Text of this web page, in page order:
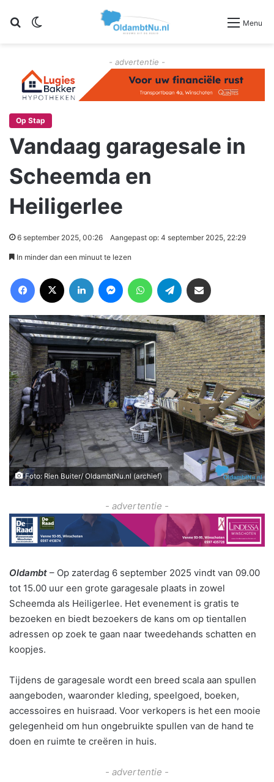
Zoeken Menu
- advertentie -
Op Stap
Vandaag garagesale in
Scheemda en
Heiligerlee
6 september 2025, 00:26 Aangepast op: 4 september 2025, 22:29
In minder dan een minuut te lezen
Foto: Rien Buiter/ OldambtNu.nl (archief)
- advertentie -
Oldambt – Op zaterdag 6 september 2025 vindt van 09.00
tot 15.00 uur een grote garagesale plaats in zowel
Scheemda als Heiligerlee. Het evenement is gratis te
bezoeken en biedt bezoekers de kans om op tientallen
adressen op zoek te gaan naar tweedehands schatten en
koopjes.
Tijdens de garagesale wordt een breed scala aan spullen
aangeboden, waaronder kleding, speelgoed, boeken,
accessoires en huisraad. Voor verkopers is het een mooie
gelegenheid om hun ongebruikte spullen van de hand te
doen en ruimte te creëren in huis.
- advertentie -